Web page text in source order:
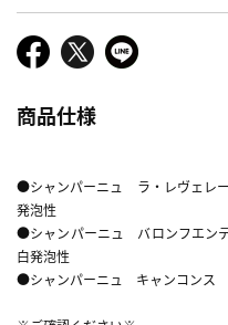
商品仕様
●シャンパーニュ ラ・レヴェレ
発泡性
●シャンパーニュ バロンフエ
白発泡性
●シャンパーニュ キャンコンス